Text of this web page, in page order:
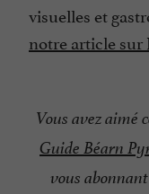
visuelles et
notre article sur
Vous avez aimé
Guide Béarn
vous